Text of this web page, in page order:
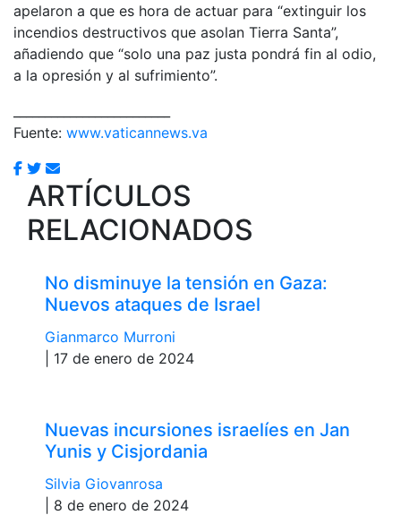
apelaron a que es hora de actuar para “extinguir los
incendios destructivos que asolan Tierra Santa”,
añadiendo que “solo una paz justa pondrá fin al odio,
a la opresión y al sufrimiento”.
Fuente: www.vaticannews.va
ARTÍCULOS
RELACIONADOS
No disminuye la tensión en Gaza:
Nuevos ataques de Israel
Gianmarco Murroni
| 17 de enero de 2024
Nuevas incursiones israelíes en Jan
Yunis y Cisjordania
Silvia Giovanrosa
| 8 de enero de 2024